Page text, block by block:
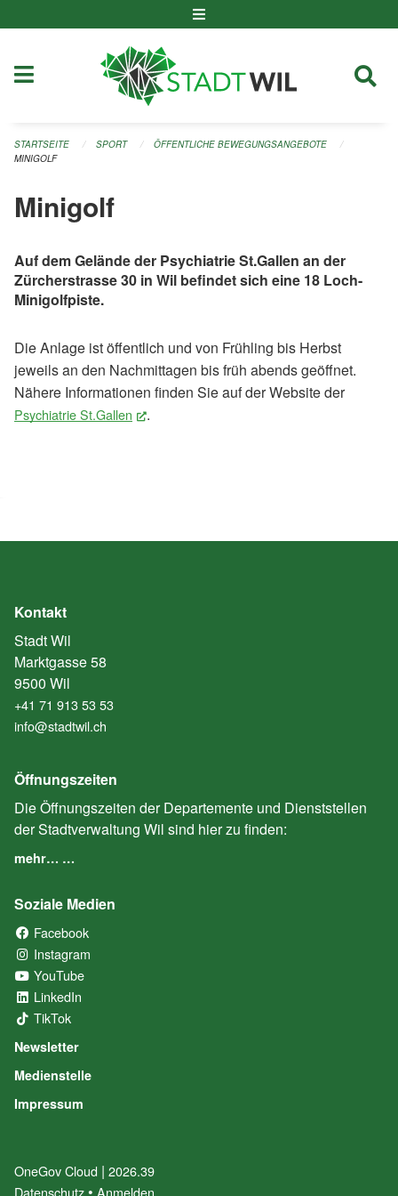
STARTSEITE SPORT
ÖFFENTLICHE BEWEGUNGSANGEBOTE
MINIGOLF
Minigolf
Auf dem Gelände der Psychiatrie St.Gallen an der
Zürcherstrasse 30 in Wil befindet sich eine 18 Loch-
Minigolfpiste.
Die Anlage ist öffentlich und von Frühling bis Herbst
jeweils an den Nachmittagen bis früh abends geöffnet.
Nähere Informationen finden Sie auf der Website der
Psychiatrie St.Gallen (External Link)
.
Kontakt
Stadt Wil
Marktgasse 58
9500 Wil
+41 71 913 53 53
info@stadtwil.ch
Öffnungszeiten
Die Öffnungszeiten der Departemente und Dienststellen
der Stadtverwaltung Wil sind hier zu finden:
mehr… …
Soziale Medien
Facebook
Instagram
YouTube
LinkedIn
TikTok
Newsletter
Medienstelle
Impressum
OneGov Cloud (External Link)
| 2026.39
Datenschutz (External Link)
Anmelden